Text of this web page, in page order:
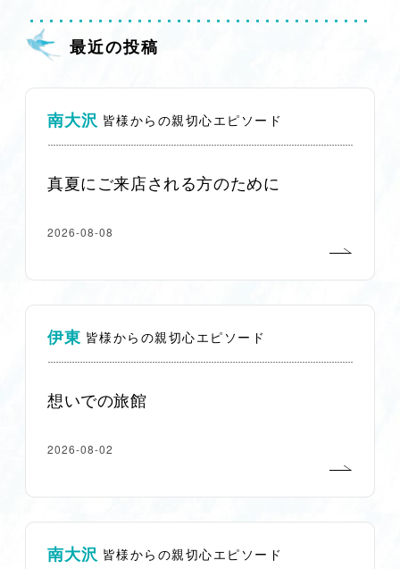
最近の投稿
南大沢 皆様からの親切心エピソード
真夏にご来店される方のために
2026-08-08
伊東 皆様からの親切心エピソード
想いでの旅館
2026-08-02
南大沢 皆様からの親切心エピソード